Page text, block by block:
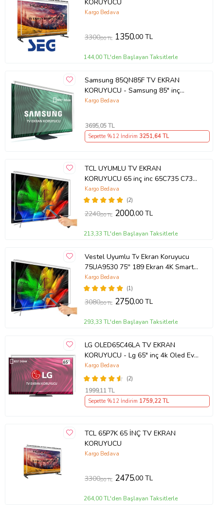
KORUYUCU
Kargo Bedava
3300,00 TL 1350,00 TL
144,00 TL'den Başlayan Taksitlerle
Samsung 85QN85F TV EKRAN
KORUYUCU - Samsung 85" inç
214cm 216 Ekran Tv ekran Koruyucu
Kargo Bedava
3695,05 TL
Sepette %12 İndirim 3251,64 TL
TCL UYUMLU TV EKRAN
KORUYUCU 65 inç inc 65C735 C735
TCL QLED 4K TV
(2)
Kargo Bedava
2240,00 TL 2000,00 TL
213,33 TL'den Başlayan Taksitlerle
Vestel Uyumlu Tv Ekran Koruyucu
75UA9530 75'' 189 Ekran 4K Smart
Android TV
(1)
Kargo Bedava
3080,00 TL 2750,00 TL
293,33 TL'den Başlayan Taksitlerle
LG OLED65C46LA TV EKRAN
KORUYUCU - Lg 65" inç 4k Oled Evo
Ekran Koruyucu
(2)
Kargo Bedava
1999,11 TL
Sepette %12 İndirim 1759,22 TL
TCL 65P7K 65 İNÇ TV EKRAN
KORUYUCU
Kargo Bedava
3300,00 TL 2475,00 TL
264,00 TL'den Başlayan Taksitlerle